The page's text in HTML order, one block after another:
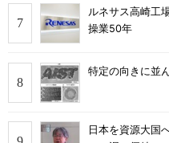
ルネサス高崎工
操業50年
特定の向きに並
日本を資源大国